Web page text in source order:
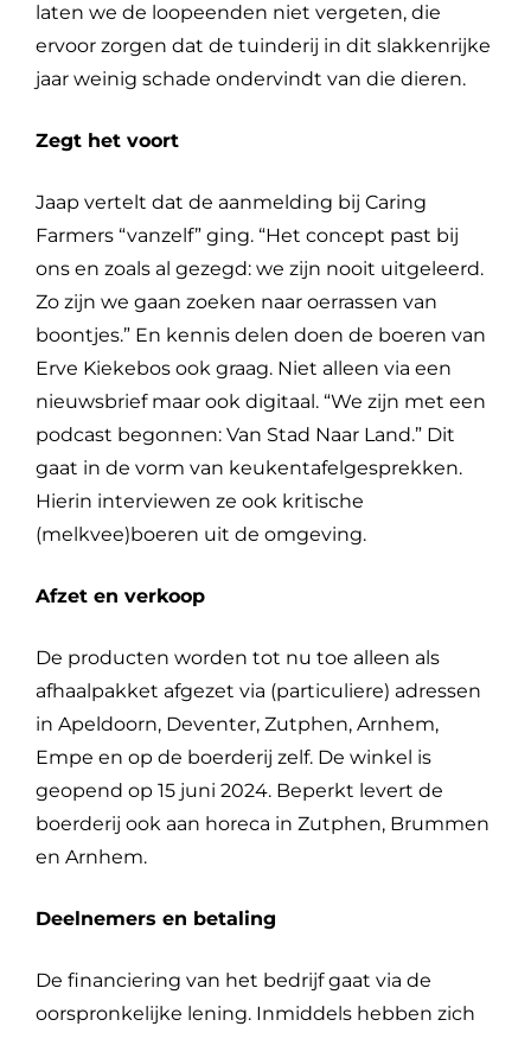
laten we de loopeenden niet vergeten, die
ervoor zorgen dat de tuinderij in dit slakkenrijke
jaar weinig schade ondervindt van die dieren.
Zegt het voort
Jaap vertelt dat de aanmelding bij Caring
Farmers “vanzelf” ging. “Het concept past bij
ons en zoals al gezegd: we zijn nooit uitgeleerd.
Zo zijn we gaan zoeken naar oerrassen van
boontjes.” En kennis delen doen de boeren van
Erve Kiekebos ook graag. Niet alleen via een
nieuwsbrief maar ook digitaal. “We zijn met een
podcast begonnen: Van Stad Naar Land.” Dit
gaat in de vorm van keukentafelgesprekken.
Hierin interviewen ze ook kritische
(melkvee)boeren uit de omgeving.
Afzet en verkoop
De producten worden tot nu toe alleen als
afhaalpakket afgezet via (particuliere) adressen
in Apeldoorn, Deventer, Zutphen, Arnhem,
Empe en op de boerderij zelf. De winkel is
geopend op 15 juni 2024. Beperkt levert de
boerderij ook aan horeca in Zutphen, Brummen
en Arnhem.
Deelnemers en betaling
De financiering van het bedrijf gaat via de
oorspronkelijke lening. Inmiddels hebben zich